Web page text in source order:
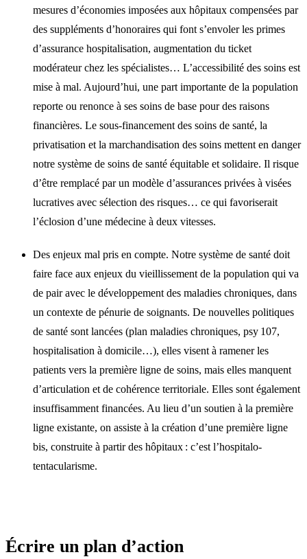
mesures d’économies imposées aux hôpitaux compensées par
des suppléments d’honoraires qui font s’envoler les primes
d’assurance hospitalisation, augmentation du ticket
modérateur chez les spécialistes… L’accessibilité des soins est
mise à mal. Aujourd’hui, une part importante de la population
reporte ou renonce à ses soins de base pour des raisons
financières. Le sous-financement des soins de santé, la
privatisation et la marchandisation des soins mettent en danger
notre système de soins de santé équitable et solidaire. Il risque
d’être remplacé par un modèle d’assurances privées à visées
lucratives avec sélection des risques… ce qui favoriserait
l’éclosion d’une médecine à deux vitesses.
Des enjeux mal pris en compte. Notre système de santé doit
faire face aux enjeux du vieillissement de la population qui va
de pair avec le développement des maladies chroniques, dans
un contexte de pénurie de soignants. De nouvelles politiques
de santé sont lancées (plan maladies chroniques, psy 107,
hospitalisation à domicile…), elles visent à ramener les
patients vers la première ligne de soins, mais elles manquent
d’articulation et de cohérence territoriale. Elles sont également
insuffisamment financées. Au lieu d’un soutien à la première
ligne existante, on assiste à la création d’une première ligne
bis, construite à partir des hôpitaux : c’est l’hospitalo-
tentacularisme.
Écrire un plan d’action